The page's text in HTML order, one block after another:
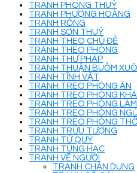
TRANH PHONG THUỶ
TRANH PHƯỢNG HOÀNG
TRANH RỒNG
TRANH SƠN THUỶ
TRANH THEO CHỦ ĐỀ
TRANH THEO PHÒNG
TRANH THƯ PHÁP
TRANH THUẬN BUỒM
TRANH TĨNH VẬT
TRANH TREO PHÒNG ĂN
TRANH TREO PHÒNG
TRANH TREO PHÒNG
TRANH TREO PHÒNG
TRANH TREO PHÒNG
TRANH TRỪU TƯỢNG
TRANH TỨ QUÝ
TRANH TÙNG HẠC
TRANH VẼ NGƯỜI
TRANH CHÂN DUNG